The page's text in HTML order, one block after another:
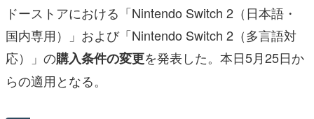
アプリレビュー
その他
電ファミニコゲーマーとは？
ドーストアにおける「Nintendo Switch 2（日本語・
国内専用）」および「Nintendo Switch 2（多言語対
応）」の購入条件の変更を発表した。本日5月25日か
らの適用となる。